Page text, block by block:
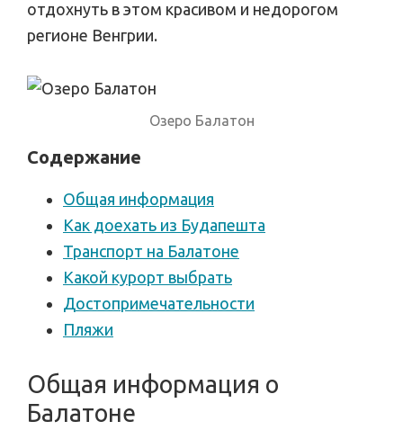
отдохнуть в этом красивом и недорогом
регионе Венгрии.
Озеро Балатон
Содержание
Общая информация
Как доехать из Будапешта
Транспорт на Балатоне
Какой курорт выбрать
Достопримечательности
Пляжи
Общая информация о
Балатоне